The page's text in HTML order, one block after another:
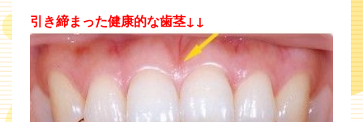
引き締まった健康的な歯茎↓↓